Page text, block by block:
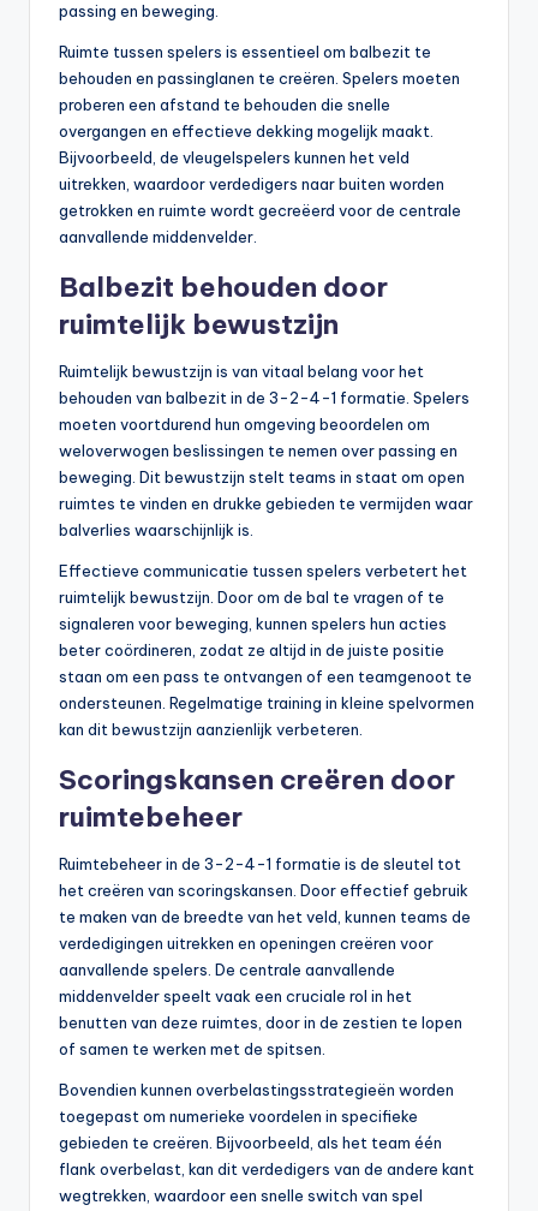
passing en beweging.
Ruimte tussen spelers is essentieel om balbezit te
behouden en passinglanen te creëren. Spelers moeten
proberen een afstand te behouden die snelle
overgangen en effectieve dekking mogelijk maakt.
Bijvoorbeeld, de vleugelspelers kunnen het veld
uitrekken, waardoor verdedigers naar buiten worden
getrokken en ruimte wordt gecreëerd voor de centrale
aanvallende middenvelder.
Balbezit behouden door
ruimtelijk bewustzijn
Ruimtelijk bewustzijn is van vitaal belang voor het
behouden van balbezit in de 3-2-4-1 formatie. Spelers
moeten voortdurend hun omgeving beoordelen om
weloverwogen beslissingen te nemen over passing en
beweging. Dit bewustzijn stelt teams in staat om open
ruimtes te vinden en drukke gebieden te vermijden waar
balverlies waarschijnlijk is.
Effectieve communicatie tussen spelers verbetert het
ruimtelijk bewustzijn. Door om de bal te vragen of te
signaleren voor beweging, kunnen spelers hun acties
beter coördineren, zodat ze altijd in de juiste positie
staan om een pass te ontvangen of een teamgenoot te
ondersteunen. Regelmatige training in kleine spelvormen
kan dit bewustzijn aanzienlijk verbeteren.
Scoringskansen creëren door
ruimtebeheer
Ruimtebeheer in de 3-2-4-1 formatie is de sleutel tot
het creëren van scoringskansen. Door effectief gebruik
te maken van de breedte van het veld, kunnen teams de
verdedigingen uitrekken en openingen creëren voor
aanvallende spelers. De centrale aanvallende
middenvelder speelt vaak een cruciale rol in het
benutten van deze ruimtes, door in de zestien te lopen
of samen te werken met de spitsen.
Bovendien kunnen overbelastingsstrategieën worden
toegepast om numerieke voordelen in specifieke
gebieden te creëren. Bijvoorbeeld, als het team één
flank overbelast, kan dit verdedigers van de andere kant
wegtrekken, waardoor een snelle switch van spel